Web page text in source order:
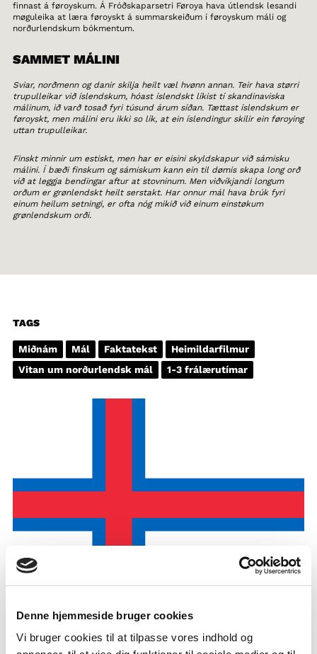
Denne hjemmeside bruger cookies
Vi bruger cookies til at tilpasse vores indhold og
TAGS
Miðnám Mál Faktatekst
Heimildarfilmur
Vitan um norðurlendsk mál
1-3 frálærutímar
FÆRØSK
finnast á føroyskum. Á Fróðskaparsetri Føroya hava útlendsk lesandi
møguleika at læra føroyskt á summarskeiðum í føroyskum máli og
norðurlendskum bókmentum.
SAMMET MÁLINI
Sviar, norðmenn og danir skilja heilt væl hvønn annan. Teir hava størri
trupulleikar við íslendskum, hóast íslendskt líkist tí skandinaviska
málinum, ið varð tosað fyri túsund árum síðan. Tættast íslendskum er
føroyskt, men málini eru ikki so lík, at ein íslendingur skilir ein føroying
uttan trupulleikar.
Finskt minnir um estiskt, men har er eisini skyldskapur við sámisku
málini. Í bæði finskum og sámiskum kann ein til dømis skapa long orð
við at leggja bendingar aftur at stovninum. Men viðvíkjandi longum
orðum er grønlendskt heilt serstakt. Har onnur mál hava brúk fyri
einum heilum setningi, er ofta nóg mikið við einum einstøkum
grønlendskum orði.